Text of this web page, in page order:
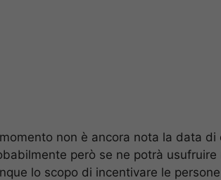
non è ancora nota la data
però se ne potrà
lo scopo di incentivare le